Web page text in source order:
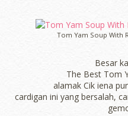
Tom Yam Soup With
Besar
The Best Tom
alamak Cik iena
cardigan ini yang bersalah,